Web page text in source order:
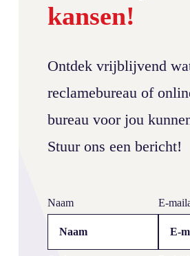
kansen!
Ontdek vrijblijvend
reclamebureau of
bureau voor jou
Stuur ons een bericht!
Naam E-